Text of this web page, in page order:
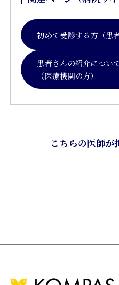
初めて受診する方（患
患者さんの紹介につい
（医療機関の方）
こちらの医師が